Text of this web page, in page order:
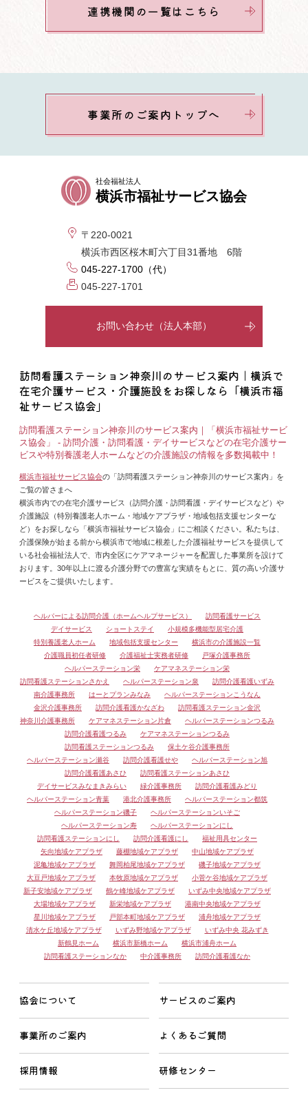
連携機関の一覧はこちら
事業所のご案内トップへ
社会福祉法人
横浜市福祉サービス協会
〒220-0021
横浜市西区桜木町六丁目31番地 6階
045-227-1700（代）
045-227-1701
お問い合わせ（法人本部）
訪問看護ステーション神奈川のサービス案内｜横浜で
在宅介護サービス・介護施設をお探しなら「横浜市福
祉サービス協会」
訪問看護ステーション神奈川のサービス案内｜「横浜市福祉サービ
ス協会」 - 訪問介護・訪問看護・デイサービスなどの在宅介護サー
ビスや特別養護老人ホームなどの介護施設の情報を多数掲載中！
横浜市福祉サービス協会の「訪問看護ステーション神奈川のサービス案内」を
ご覧の皆さまへ
横浜市内での在宅介護サービス（訪問介護・訪問看護・デイサービスなど）や
介護施設（特別養護老人ホーム・地域ケアプラザ・地域包括支援センターな
ど）をお探しなら「横浜市福祉サービス協会」にご相談ください。私たちは、
介護保険が始まる前から横浜市で地域に根差した介護福祉サービスを提供して
いる社会福祉法人で、市内全区にケアマネージャーを配置した事業所を設けて
おります。30年以上に渡る介護分野での豊富な実績をもとに、質の高い介護サ
ービスをご提供いたします。
ヘルパーによる訪問介護（ホームヘルプサービス）
訪問看護サービス
デイサービス
ショートステイ
小規模多機能型居宅介護
特別養護老人ホーム
地域包括支援センター
横浜市の介護施設一覧
介護職員初任者研修
介護福祉士実務者研修
戸塚介護事務所
ヘルパーステーション栄
ケアマネステーション栄
訪問看護ステーションさかえ
ヘルパーステーション泉
訪問介護看護いずみ
南介護事務所
はーとプランみなみ
ヘルパーステーションこうなん
金沢介護事務所
訪問介護看護かなざわ
訪問看護ステーション金沢
神奈川介護事務所
ケアマネステーション片倉
ヘルパーステーションつるみ
訪問介護看護つるみ
ケアマネステーションつるみ
訪問看護ステーションつるみ
保土ケ谷介護事務所
ヘルパーステーション瀬谷
訪問介護看護せや
ヘルパーステーション旭
訪問介護看護あさひ
訪問看護ステーションあさひ
デイサービスみなまきみらい
緑介護事務所
訪問介護看護みどり
ヘルパーステーション青葉
港北介護事務所
ヘルパーステーション都筑
ヘルパーステーション磯子
ヘルパーステーションいそご
ヘルパーステーション寿
ヘルパーステーションにし
訪問看護ステーションにし
訪問介護看護にし
福祉用具センター
矢向地域ケアプラザ
藤棚地域ケアプラザ
中山地域ケアプラザ
泥亀地域ケアプラザ
舞岡柏尾地域ケアプラザ
磯子地域ケアプラザ
大豆戸地域ケアプラザ
本牧原地域ケアプラザ
小菅ケ谷地域ケアプラザ
新子安地域ケアプラザ
鶴ケ峰地域ケアプラザ
いずみ中央地域ケアプラザ
大場地域ケアプラザ
新栄地域ケアプラザ
港南中央地域ケアプラザ
星川地域ケアプラザ
戸部本町地域ケアプラザ
浦舟地域ケアプラザ
清水ケ丘地域ケアプラザ
いずみ野地域ケアプラザ
いずみ中央 花みずき
新鶴見ホーム
横浜市新橋ホーム
横浜市浦舟ホーム
訪問看護ステーションなか
中介護事務所 訪問介護看護なか
協会について サービスのご案内
事業所のご案内 よくあるご質問
採用情報 研修センター